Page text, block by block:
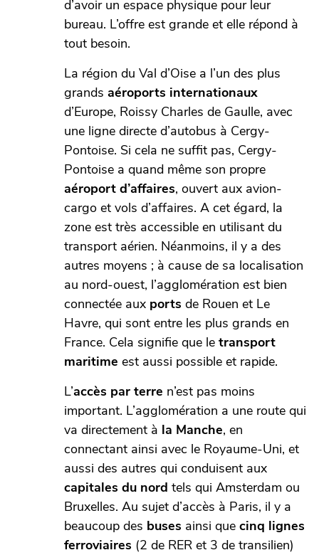
d’avoir un espace physique pour leur
bureau. L’offre est grande et elle répond à
tout besoin.
La région du Val d’Oise a l’un des plus
grands aéroports internationaux
d’Europe, Roissy Charles de Gaulle, avec
une ligne directe d’autobus à Cergy-
Pontoise. Si cela ne suffit pas, Cergy-
Pontoise a quand même son propre
aéroport d’affaires, ouvert aux avion-
cargo et vols d’affaires. A cet égard, la
zone est très accessible en utilisant du
transport aérien. Néanmoins, il y a des
autres moyens ; à cause de sa localisation
au nord-ouest, l’agglomération est bien
connectée aux ports de Rouen et Le
Havre, qui sont entre les plus grands en
France. Cela signifie que le transport
maritime est aussi possible et rapide.
L’accès par terre n’est pas moins
important. L’agglomération a une route qui
va directement à la Manche, en
connectant ainsi avec le Royaume-Uni, et
aussi des autres qui conduisent aux
capitales du nord tels qui Amsterdam ou
Bruxelles. Au sujet d’accès à Paris, il y a
beaucoup des buses ainsi que cinq lignes
ferroviaires (2 de RER et 3 de transilien)